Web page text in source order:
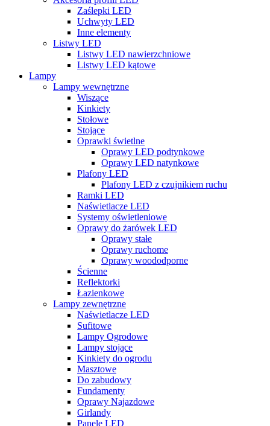
Zaślepki LED
Uchwyty LED
Inne elementy
Listwy LED
Listwy LED nawierzchniowe
Listwy LED kątowe
Lampy
Lampy wewnętrzne
Wiszące
Kinkiety
Stołowe
Stojące
Oprawki świetlne
Oprawy LED podtynkowe
Oprawy LED natynkowe
Plafony LED
Plafony LED z czujnikiem ruchu
Ramki LED
Naświetlacze LED
Systemy oświetleniowe
Oprawy do żarówek LED
Oprawy stałe
Oprawy ruchome
Oprawy woododporne
Ścienne
Reflektorki
Łazienkowe
Lampy zewnętrzne
Naświetlacze LED
Sufitowe
Lampy Ogrodowe
Lampy stojące
Kinkiety do ogrodu
Masztowe
Do zabudowy
Fundamenty
Oprawy Najazdowe
Girlandy
Panele LED